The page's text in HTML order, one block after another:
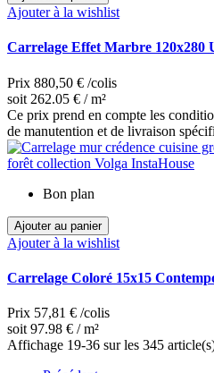
Ajouter à la wishlist
Carrelage Effet Marbre
Prix 880,50 € /colis
soit 262.05 € / m²
Ce prix prend en compte les
de manutention et de livraison
Bon plan
Ajouter au panier
Ajouter à la wishlist
Carrelage Coloré 15x15
Prix 57,81 € /colis
soit 97.98 € / m²
Affichage 19-36 sur les 345